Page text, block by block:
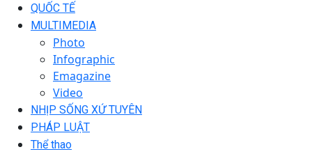
QUỐC TẾ
MULTIMEDIA
Photo
Infographic
Emagazine
Video
NHỊP SỐNG XỨ TUYÊN
PHÁP LUẬT
Thể thao